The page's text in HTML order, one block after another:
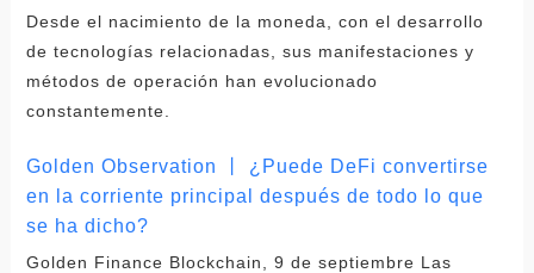
Desde el nacimiento de la moneda, con el desarrollo
de tecnologías relacionadas, sus manifestaciones y
métodos de operación han evolucionado
constantemente.
Golden Observation 丨 ¿Puede DeFi convertirse
en la corriente principal después de todo lo que
se ha dicho?
Golden Finance Blockchain, 9 de septiembre Las